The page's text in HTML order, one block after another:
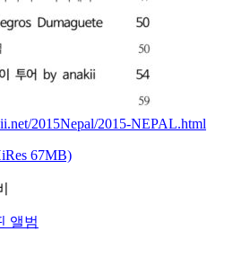
2015Nepal/2015-NEPAL.html
67MB)
앨범